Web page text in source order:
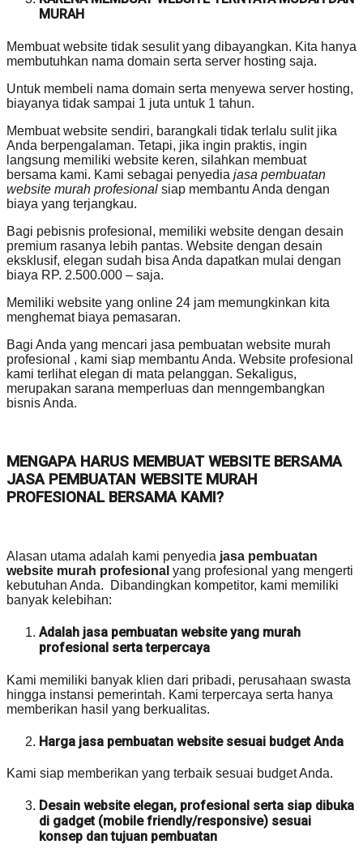
MURAH
Membuat website tidak sesulit yang dibayangkan. Kita hanya
membutuhkan nama domain serta server hosting saja.
Untuk membeli nama domain serta menyewa server hosting,
biayanya tidak sampai 1 juta untuk 1 tahun.
Membuat website sendiri, barangkali tidak terlalu sulit jika
Anda berpengalaman. Tetapi, jika ingin praktis, ingin
langsung memiliki website keren, silahkan membuat
bersama kami. Kami sebagai penyedia jasa pembuatan
website murah profesional siap membantu Anda dengan
biaya yang terjangkau.
Bagi pebisnis profesional, memiliki website dengan desain
premium rasanya lebih pantas. Website dengan desain
eksklusif, elegan sudah bisa Anda dapatkan mulai dengan
biaya RP. 2.500.000 – saja.
Memiliki website yang online 24 jam memungkinkan kita
menghemat biaya pemasaran.
Bagi Anda yang mencari jasa pembuatan website murah
profesional , kami siap membantu Anda. Website profesional
kami terlihat elegan di mata pelanggan. Sekaligus,
merupakan sarana memperluas dan menngembangkan
bisnis Anda.
MENGAPA HARUS MEMBUAT WEBSITE BERSAMA
JASA PEMBUATAN WEBSITE MURAH
PROFESIONAL BERSAMA KAMI?
Alasan utama adalah kami penyedia jasa pembuatan
website murah profesional yang profesional yang mengerti
kebutuhan Anda. Dibandingkan kompetitor, kami memiliki
banyak kelebihan:
Adalah jasa pembuatan website yang murah
profesional serta terpercaya
Kami memiliki banyak klien dari pribadi, perusahaan swasta
hingga instansi pemerintah. Kami terpercaya serta hanya
memberikan hasil yang berkualitas.
Harga jasa pembuatan website sesuai budget Anda
Kami siap memberikan yang terbaik sesuai budget Anda.
Desain website elegan, profesional serta siap dibuka
di gadget (mobile friendly/responsive) sesuai
konsep dan tujuan pembuatan